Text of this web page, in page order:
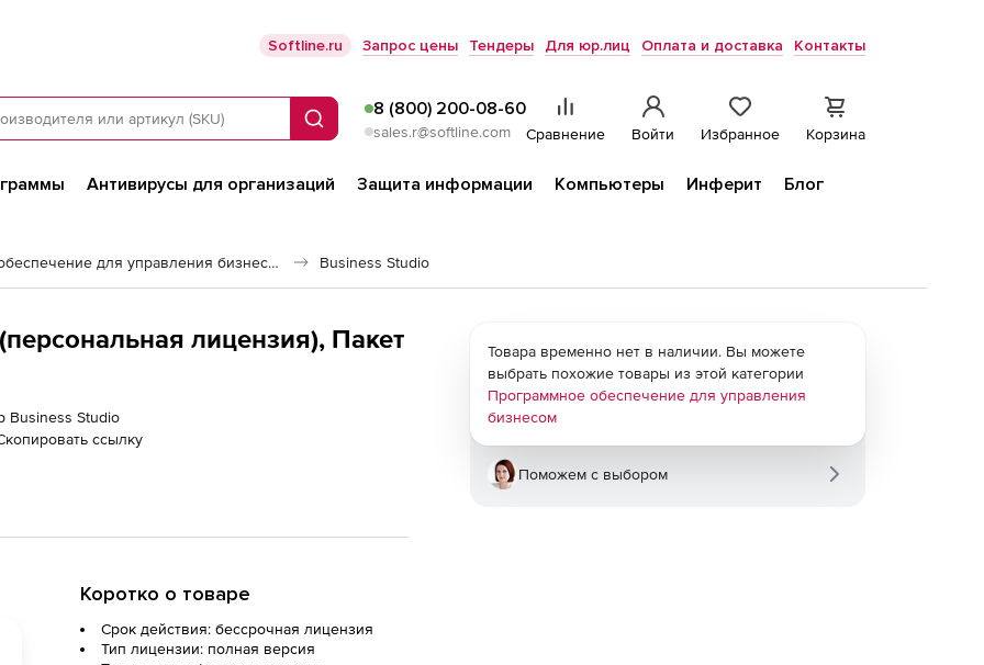
Softline.ru Запрос цены Тендеры Для юр.лиц Оплата и доставка Контакты
Поиск
8 (800) 200-08-60
sales.r@softline.com Сравнение Войти Избранное Корзина
Антивирусы для организаций Защита информации Компьютеры Инферит
Блог
Программное обеспечение для управления бизнесом Business Studio
лицензия), Пакет
Business Studio
ссылку
Коротко о товаре
Срок действия: бессрочная лицензия
Тип лицензии: полная версия
Товара временно нет в наличии. Вы можете
выбрать похожие товары из этой категории
Программное обеспечение для управления
бизнесом
Поможем с выбором